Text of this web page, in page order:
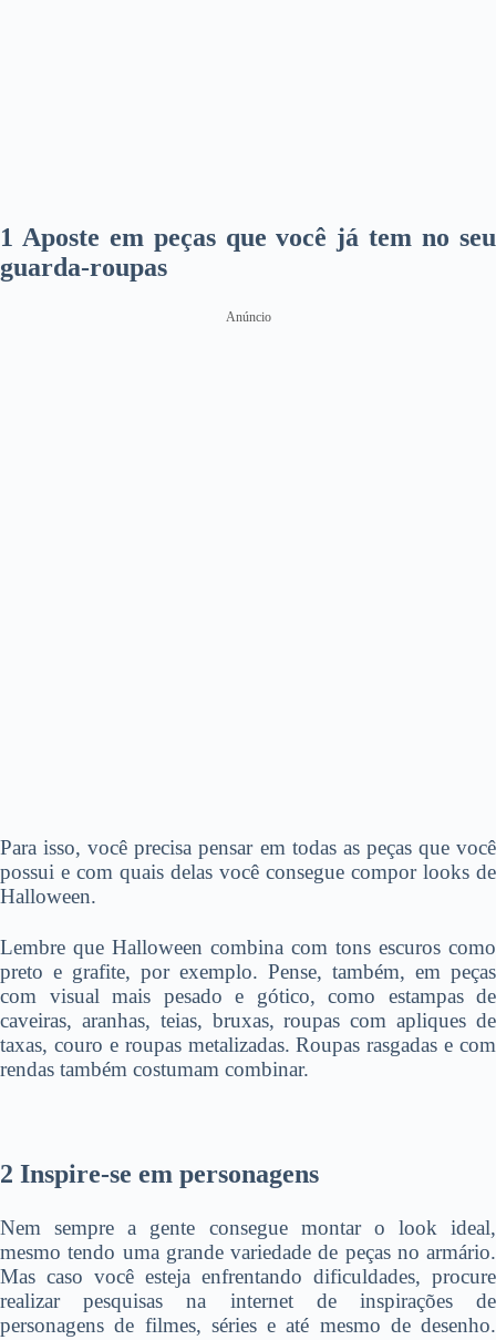
1 Aposte em peças que você já tem no seu
guarda-roupas
Anúncio
Para isso, você precisa pensar em todas as peças que você
possui e com quais delas você consegue compor looks de
Halloween.
Lembre que Halloween combina com tons escuros como
preto e grafite, por exemplo. Pense, também, em peças
com visual mais pesado e gótico, como estampas de
caveiras, aranhas, teias, bruxas, roupas com apliques de
taxas, couro e roupas metalizadas. Roupas rasgadas e com
rendas também costumam combinar.
2 Inspire-se em personagens
Nem sempre a gente consegue montar o look ideal,
mesmo tendo uma grande variedade de peças no armário.
Mas caso você esteja enfrentando dificuldades, procure
realizar pesquisas na internet de inspirações de
personagens de filmes, séries e até mesmo de desenho.